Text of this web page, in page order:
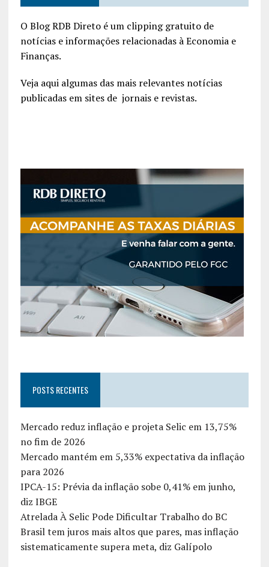
O Blog RDB Direto é um clipping gratuito de
notícias e informações relacionadas à Economia e
Finanças.
Veja aqui algumas das mais relevantes notícias
publicadas em sites de jornais e revistas.
POSTS RECENTES
Mercado reduz inflação e projeta Selic em 13,75%
no fim de 2026
Mercado mantém em 5,33% expectativa da inflação
para 2026
IPCA-15: Prévia da inflação sobe 0,41% em junho,
diz IBGE
Atrelada À Selic Pode Dificultar Trabalho do BC
Brasil tem juros mais altos que pares, mas inflação
sistematicamente supera meta, diz Galípolo